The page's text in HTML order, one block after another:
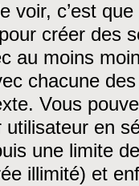
voir, c’est
créer des
au moins
chacune
Vous
utilisateur en
une limite
illimité) et